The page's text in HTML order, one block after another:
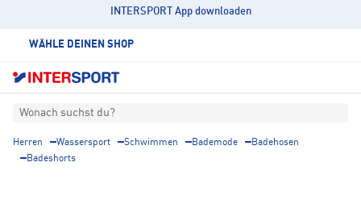
INTERSPORT App downloaden
WÄHLE DEINEN SHOP
Wonach suchst du?
Herren Wassersport Schwimmen Bademode
Badehosen
Badeshorts